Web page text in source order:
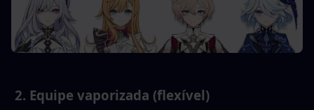
2. Equipe vaporizada (flexível)